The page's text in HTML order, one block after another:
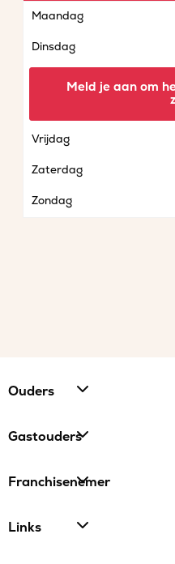
Maandag
Dinsdag
Vrijdag
Zaterdag
Zondag
Meld je aan om
Ouders
Gastouders
Franchisenemer
Links